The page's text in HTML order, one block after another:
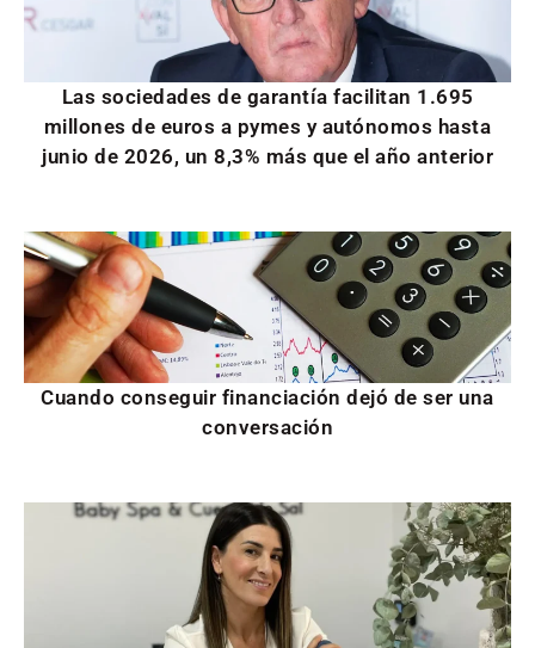
Las sociedades de garantía facilitan 1.695
millones de euros a pymes y autónomos hasta
junio de 2026, un 8,3% más que el año anterior
Cuando conseguir financiación dejó de ser una
conversación